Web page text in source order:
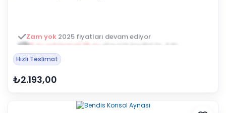
3 ay ertelemeli 18 ayalışveriş kredisiyle öde
Hızlı Teslimat
₺2.193,00